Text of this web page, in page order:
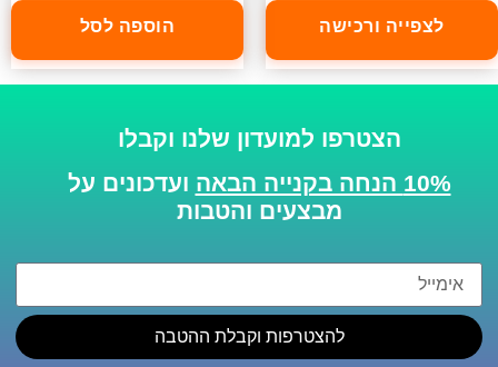
לצפייה ורכישה הוספה לסל
הצטרפו למועדון שלנו וקבלו
10% הנחה בקנייה הבאה
ועדכונים על
מבצעים והטבות
להצטרפות וקבלת ההטבה